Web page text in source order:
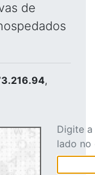
de
,
Digite
lado no